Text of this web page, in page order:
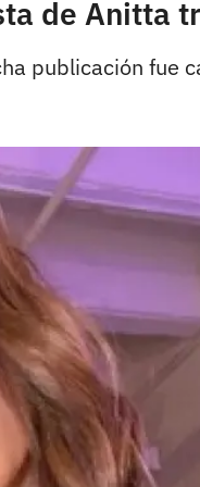
de Anitta
publicación fue